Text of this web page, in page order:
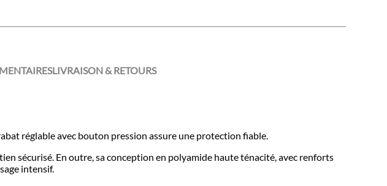
LIVRAISON & RETOURS
réglable avec bouton pression assure une protection fiable.
sécurisé. En outre, sa conception en polyamide haute ténacité, avec renforts
intensif.